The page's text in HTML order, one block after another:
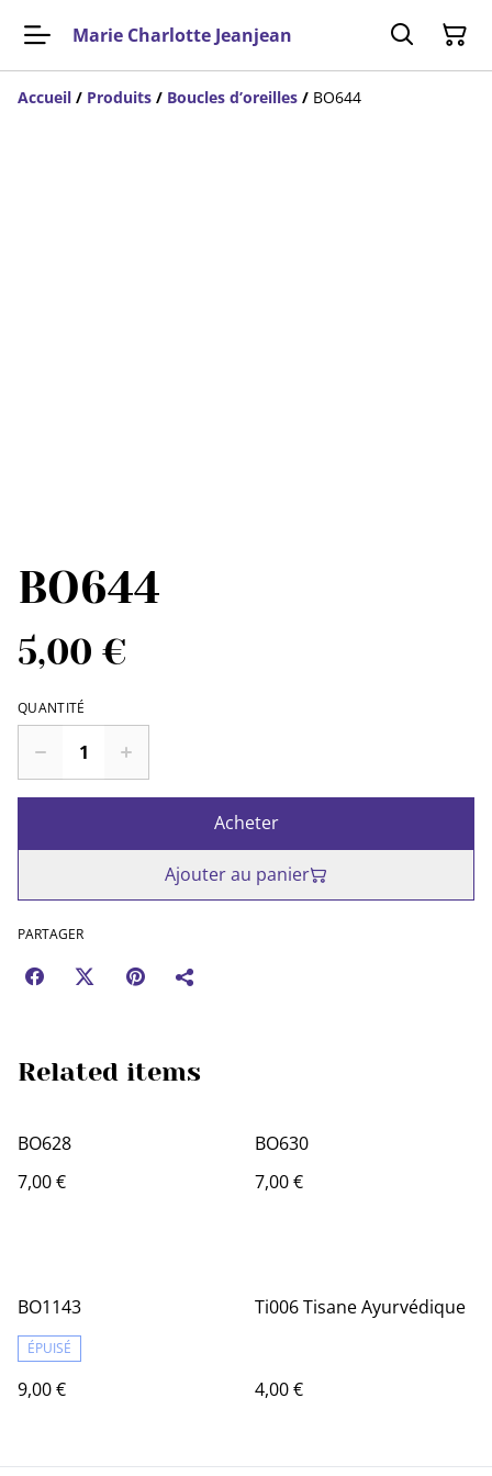
Marie Charlotte Jeanjean
Accueil / Produits / Boucles d’oreilles / BO644
BO644
5,00 €
QUANTITÉ
Acheter
Ajouter au panier
PARTAGER
Related items
BO628
7,00 €
BO630
7,00 €
BO1143
ÉPUISÉ
9,00 €
Ti006 Tisane Ayurvédique
4,00 €